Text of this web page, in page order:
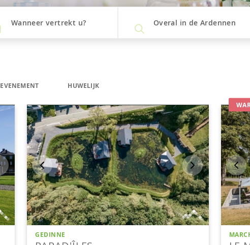
Wanneer vertrekt u? Overal in de Ardennen
EVENEMENT HUWELIJK